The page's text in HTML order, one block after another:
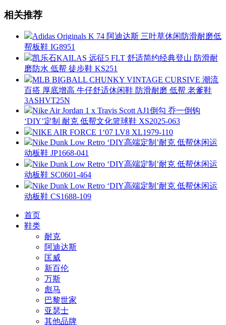
相关推荐
Adidas Originals K 74 阿迪达斯 三叶草休闲防滑耐磨低
帮板鞋 IG8951
凯乐石KAILAS 远征5 FLT 舒适简约经典登山 防滑耐
磨防水 低帮 徒步鞋 KS251
MLB BIGBALL CHUNKY VINTAGE CURSIVE 潮流
百搭 厚底增高 牛仔舒适休闲鞋 防滑耐磨 低帮 老爹鞋
3ASHVT25N
Nike Air Jordan 1 x Travis Scott AJ1倒勾 乔一倒钩
‘DIY’定制 耐克 低帮文化篮球鞋 XS2025-063
NIKE AIR FORCE 1‘07 LV8 XL1979-110
Nike Dunk Low Retro ‘DIY高端定制’耐克 低帮休闲运
动板鞋 JP1668-041
Nike Dunk Low Retro ‘DIY高端定制’耐克 低帮休闲运
动板鞋 SC0601-464
Nike Dunk Low Retro ‘DIY高端定制’耐克 低帮休闲运
动板鞋 CS1688-109
首页
鞋类
耐克
阿迪达斯
匡威
新百伦
万斯
彪马
巴黎世家
亚瑟士
其他品牌